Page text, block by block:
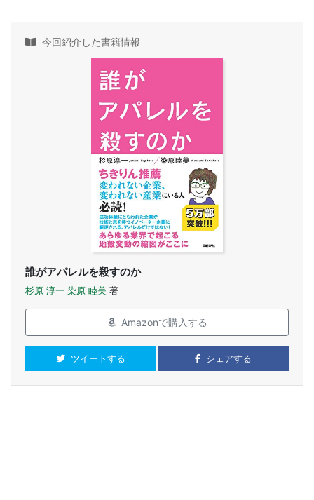
今回紹介した書籍情報
誰がアパレルを殺すのか
杉原 淳一 染原 睦美 著
Amazonで購入する
ツイートする シェアする